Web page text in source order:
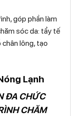
góp phần làm
sóc da: tẩy tế
lông, tạo
Lạnh
ĐA CHỨC
CHĂM